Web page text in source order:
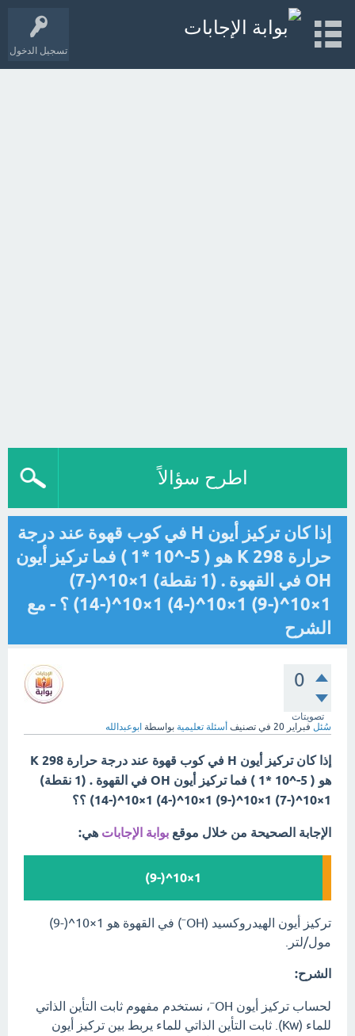
تسجيل الدخول
اطرح سؤالاً
إذا كان تركيز أيون H في كوب قهوة عند درجة
حرارة 298 K هو ( 5-^10 *1 ) فما تركيز أيون
OH في القهوة . (1 نقطة) 1×10^(-7)
1×10^(-9) 1×10^(-4) 1×10^(-14) ؟ - مع
الشرح
0
تصويتات
سُئل فبراير 20 في تصنيف أسئلة تعليمية بواسطة ابوعبدالله
إذا كان تركيز أيون H في كوب قهوة عند درجة حرارة 298 K
هو ( 5-^10 *1 ) فما تركيز أيون OH في القهوة . (1 نقطة)
1×10^(-7) 1×10^(-9) 1×10^(-4) 1×10^(-14) ؟؟
الإجابة الصحيحة من خلال موقع بوابة الإجابات هي:
1×10^(-9)
تركيز أيون الهيدروكسيد (OH⁻) في القهوة هو 1×10^(-9)
مول/لتر.
الشرح:
لحساب تركيز أيون OH⁻، نستخدم مفهوم ثابت التأين الذاتي
للماء (Kw). ثابت التأين الذاتي للماء يربط بين تركيز أيون